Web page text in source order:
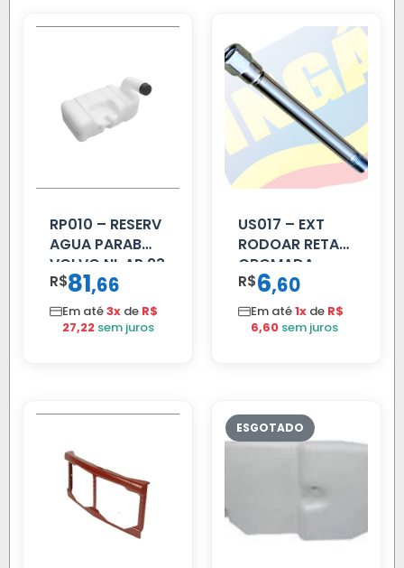
RP010 – RESERV
AGUA PARAB
VOLVO NL AP 93
R$81,66
Em até3x de R$
27,22 sem juros
US017 – EXT
RODOAR RETA
CROMADA
R$6,60
Em até1x de R$
6,60 sem juros